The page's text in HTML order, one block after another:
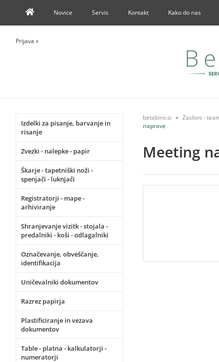
Novice Servis Kontakt Kako do nas
Prijava »
Izdelki za pisanje, barvanje in
risanje
Zvezki - nalepke - papir
Škarje - tapetniški noži -
spenjači - luknjači
Registratorji - mape -
arhiviranje
Shranjevanje vizitk - stojala -
predalniki - koši - odlagalniki
Označevanje, obveščanje,
identifikacija
Uničevalniki dokumentov
Razrez papirja
Plastificiranje in vezava
dokumentov
Table - platna - kalkulatorji -
numeratorji
betabiro.si
Zasloni -
naprave
Meeting